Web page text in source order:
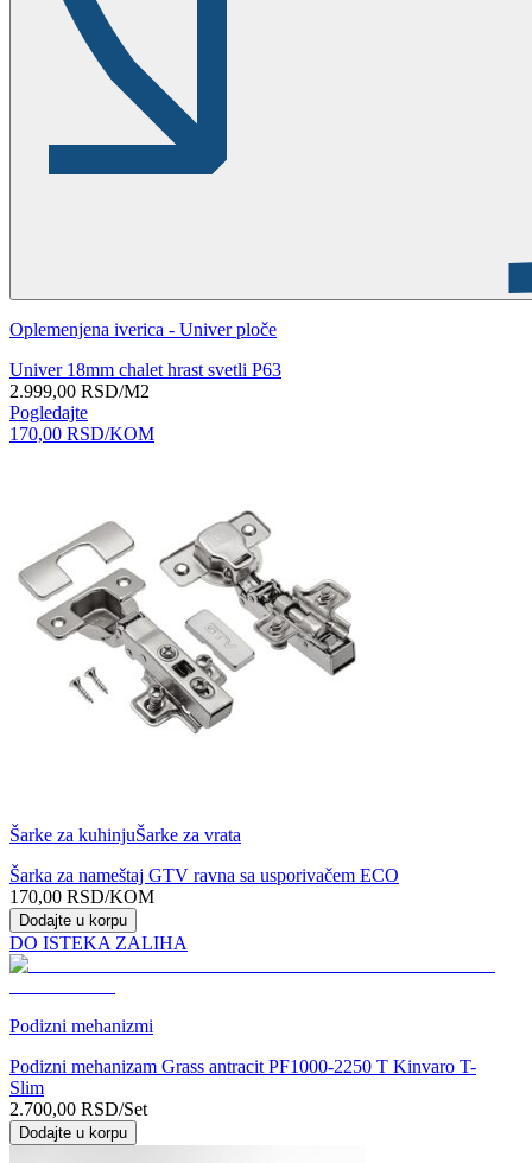
Oplemenjena iverica - Univer ploče
Univer 18mm chalet hrast svetli P63
2.999,00 RSD/M2
Pogledajte
170,00 RSD/KOM
Šarke za kuhinjuŠarke za vrata
Šarka za nameštaj GTV ravna sa usporivačem ECO
170,00 RSD/KOM
Dodajte u korpu
DO ISTEKA ZALIHA
Podizni mehanizmi
Podizni mehanizam Grass antracit PF1000-2250 T Kinvaro T-
Slim
2.700,00 RSD/Set
Dodajte u korpu